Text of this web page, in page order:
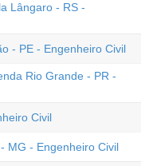
Lângaro - RS -
- PE - Engenheiro Civil
Rio Grande - PR -
Civil
MG - Engenheiro Civil